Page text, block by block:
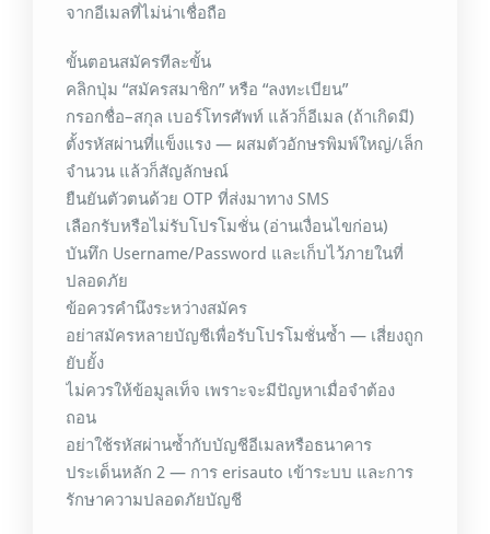
จากอีเมลที่ไม่น่าเชื่อถือ
ขั้นตอนสมัครทีละขั้น
คลิกปุ่ม “สมัครสมาชิก” หรือ “ลงทะเบียน”
กรอกชื่อ–สกุล เบอร์โทรศัพท์ แล้วก็อีเมล (ถ้าเกิดมี)
ตั้งรหัสผ่านที่แข็งแรง — ผสมตัวอักษรพิมพ์ใหญ่/เล็ก
จำนวน แล้วก็สัญลักษณ์
ยืนยันตัวตนด้วย OTP ที่ส่งมาทาง SMS
เลือกรับหรือไม่รับโปรโมชั่น (อ่านเงื่อนไขก่อน)
บันทึก Username/Password และเก็บไว้ภายในที่
ปลอดภัย
ข้อควรคำนึงระหว่างสมัคร
อย่าสมัครหลายบัญชีเพื่อรับโปรโมชั่นซ้ำ — เสี่ยงถูก
ยับยั้ง
ไม่ควรให้ข้อมูลเท็จ เพราะจะมีปัญหาเมื่อจำต้อง
ถอน
อย่าใช้รหัสผ่านซ้ำกับบัญชีอีเมลหรือธนาคาร
ประเด็นหลัก 2 — การ erisauto เข้าระบบ และการ
รักษาความปลอดภัยบัญชี